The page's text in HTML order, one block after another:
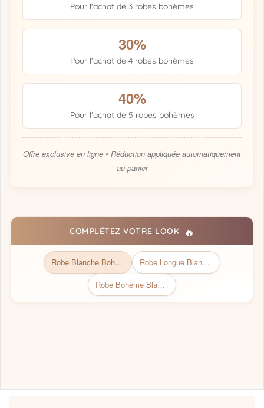
Pour l'achat de 3 robes bohèmes
30%
Pour l'achat de 4 robes bohèmes
40%
Pour l'achat de 5 robes bohèmes
Offre exclusive en ligne • Réduction appliquée automatiquement
au panier
COMPLÉTEZ VOTRE LOOK 🔥
Robe Blanche Bohème | Collection Bohémienne Chic
Robe Longue Blanche Bohème Fine Bretelle
Robe Bohème Blanche <br> Brodée et Courte